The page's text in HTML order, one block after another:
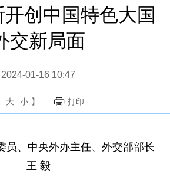
创中国特色大国
交新局面
2024-01-16 10:47
大 小 】 打印
员、中央外办主任、外交部部长
王 毅